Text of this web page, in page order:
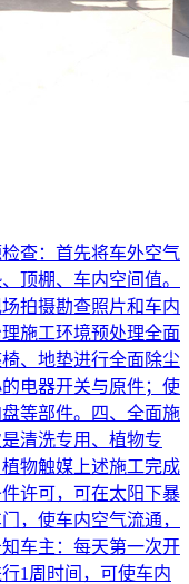
查：首先将车外空气
顶棚、车内空间值。
拍摄勘查照片和车内
施工环境预处理全面
、地垫进行全面除尘
电器开关与原件；使
等部件。四、全面施
清洗专用、植物专
物触媒上述施工完成
许可，可在太阳下暴
，使车内空气流通，
车主：每天第一次开
1周时间，可使车内